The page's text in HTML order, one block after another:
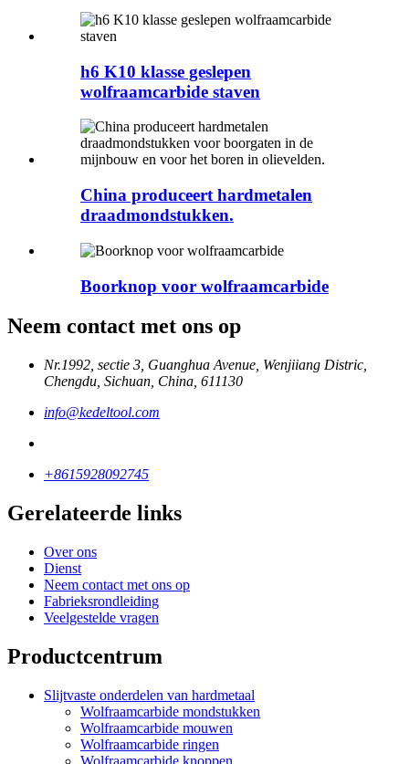
h6 K10 klasse geslepen
wolfraamcarbide staven
China produceert hardmetalen
draadmondstukken.
Boorknop voor wolfraamcarbide
Neem contact met ons op
Nr.1992, sectie 3, Guanghua Avenue, Wenjiiang Distric,
Chengdu, Sichuan, China, 611130
info@kedeltool.com
+8615928092745
Gerelateerde links
Over ons
Dienst
Neem contact met ons op
Fabrieksrondleiding
Veelgestelde vragen
Productcentrum
Slijtvaste onderdelen van hardmetaal
Wolfraamcarbide mondstukken
Wolfraamcarbide mouwen
Wolfraamcarbide ringen
Wolfraamcarbide knoppen